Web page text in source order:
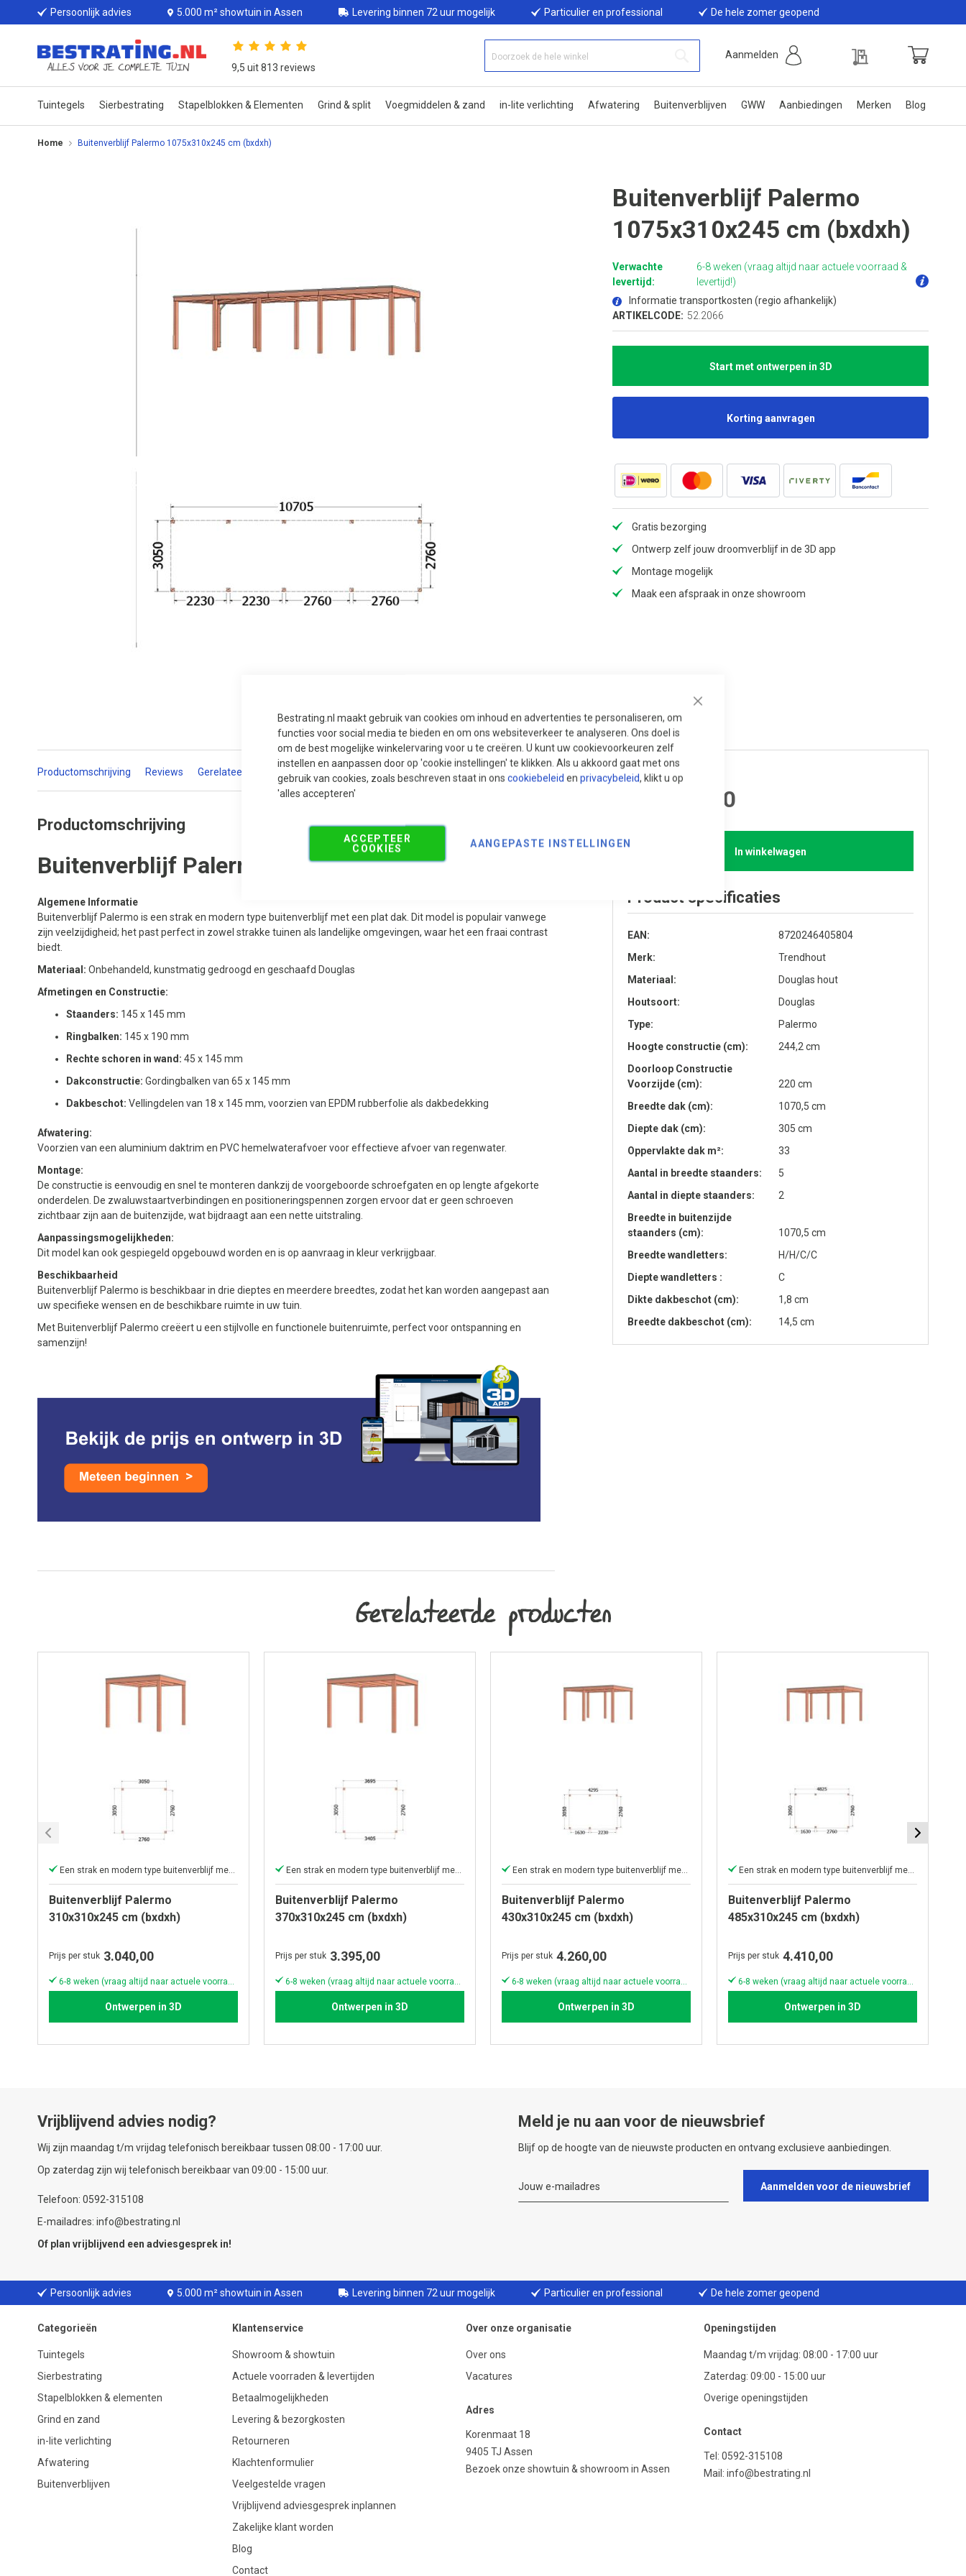
Bestrating.nl maakt gebruik van cookies om inhoud en advertenties te personaliseren, om
functies voor social media te bieden en om ons websiteverkeer te analyseren. Ons doel is
om de best mogelijke winkelervaring voor u te creëren. U kunt uw cookievoorkeuren zelf
instellen en aanpassen door op 'cookie instellingen' te klikken. Als u akkoord gaat met ons
gebruik van cookies, zoals beschreven staat in ons cookiebeleid en privacybeleid, klikt u op
'alles accepteren'
ACCEPTEER
COOKIES
AANGEPASTE INSTELLINGEN
Persoonlijk advies 5.000 m² showtuin in Assen Levering binnen 72 uur mogelijk Particulier en professional De hele zomer geopend
9,5 uit 813 reviews
Aanmelden
Tuintegels Sierbestrating Stapelblokken & Elementen Grind & split Voegmiddelen & zand in-lite verlichting Afwatering Buitenverblijven GWW Aanbiedingen Merken Blog
Home Buitenverblijf Palermo 1075x310x245 cm (bxdxh)
de
gallerij
Buitenverblijf Palermo
1075x310x245 cm (bxdxh)
Verwachte
levertijd:
6-8 weken (vraag altijd naar actuele voorraad &
levertijd!)
Informatie transportkosten (regio afhankelijk)
ARTIKELCODE: 52.2066
Start met ontwerpen in 3D
Korting aanvragen
Gratis bezorging
Ontwerp zelf jouw droomverblijf in de 3D app
Montage mogelijk
Maak een afspraak in onze showroom
Productomschrijving Reviews Gerelateerde producten
Productomschrijving
Buitenverblijf Palermo 1075x310x245 cm (bxdxh)
Algemene Informatie
Buitenverblijf Palermo is een strak en modern type buitenverblijf met een plat dak. Dit model is populair vanwege
zijn veelzijdigheid; het past perfect in zowel strakke tuinen als landelijke omgevingen, waar het een fraai contrast
biedt.
Materiaal: Onbehandeld, kunstmatig gedroogd en geschaafd Douglas
Afmetingen en Constructie:
Staanders: 145 x 145 mm
Ringbalken: 145 x 190 mm
Rechte schoren in wand: 45 x 145 mm
Dakconstructie: Gordingbalken van 65 x 145 mm
Dakbeschot: Vellingdelen van 18 x 145 mm, voorzien van EPDM rubberfolie als dakbedekking
Afwatering:
Voorzien van een aluminium daktrim en PVC hemelwaterafvoer voor effectieve afvoer van regenwater.
Montage:
De constructie is eenvoudig en snel te monteren dankzij de voorgeboorde schroefgaten en op lengte afgekorte
onderdelen. De zwaluwstaartverbindingen en positioneringspennen zorgen ervoor dat er geen schroeven
zichtbaar zijn aan de buitenzijde, wat bijdraagt aan een nette uitstraling.
Aanpassingsmogelijkheden:
Dit model kan ook gespiegeld opgebouwd worden en is op aanvraag in kleur verkrijgbaar.
Beschikbaarheid
Buitenverblijf Palermo is beschikbaar in drie dieptes en meerdere breedtes, zodat het kan worden aangepast aan
uw specifieke wensen en de beschikbare ruimte in uw tuin.
Met Buitenverblijf Palermo creëert u een stijlvolle en functionele buitenruimte, perfect voor ontspanning en
samenzijn!
Prijs per stuk
€ 8,205.00
In winkelwagen
Product specificaties
EAN
8720246405804
Merk
Trendhout
Materiaal
Douglas hout
Houtsoort
Douglas
Type
Palermo
Hoogte constructie (cm)
244,2 cm
Doorloop Constructie
Voorzijde (cm)
220 cm
Breedte dak (cm)
1070,5 cm
Diepte dak (cm)
305 cm
Oppervlakte dak m²
33
Aantal in breedte staanders
5
Aantal in diepte staanders
2
Breedte in buitenzijde
staanders (cm)
1070,5 cm
Breedte wandletters
H/H/C/C
Diepte wandletters
C
Dikte dakbeschot (cm)
1,8 cm
Breedte dakbeschot (cm)
14,5 cm
Gerelateerde producten
Buitenverblijf Palermo
310x310x245 cm (bxdxh)
Prijs per stuk 3.040,00
6-8 weken (vraag altijd naar actuele voorraad & levertijd!)
Ontwerpen in 3D
Buitenverblijf Palermo
370x310x245 cm (bxdxh)
Prijs per stuk 3.395,00
6-8 weken (vraag altijd naar actuele voorraad & levertijd!)
Ontwerpen in 3D
Buitenverblijf Palermo
430x310x245 cm (bxdxh)
Prijs per stuk 4.260,00
6-8 weken (vraag altijd naar actuele voorraad & levertijd!)
Ontwerpen in 3D
Buitenverblijf Palermo
485x310x245 cm (bxdxh)
Prijs per stuk 4.410,00
6-8 weken (vraag altijd naar actuele voorraad & levertijd!)
Ontwerpen in 3D
Vrijblijvend advies nodig?
Wij zijn maandag t/m vrijdag telefonisch bereikbaar tussen 08:00 - 17:00 uur.
Op zaterdag zijn wij telefonisch bereikbaar van 09:00 - 15:00 uur.
Telefoon: 0592-315108
E-mailadres: info@bestrating.nl
Of plan vrijblijvend een adviesgesprek in!
Meld je nu aan voor de nieuwsbrief
Blijf op de hoogte van de nieuwste producten en ontvang exclusieve aanbiedingen.
Aanmelden voor de nieuwsbrief
Persoonlijk advies 5.000 m² showtuin in Assen Levering binnen 72 uur mogelijk Particulier en professional De hele zomer geopend
Categorieën
Tuintegels
Sierbestrating
Stapelblokken & elementen
Grind en zand
in-lite verlichting
Afwatering
Buitenverblijven
Klantenservice
Showroom & showtuin
Actuele voorraden & levertijden
Betaalmogelijkheden
Levering & bezorgkosten
Retourneren
Klachtenformulier
Veelgestelde vragen
Vrijblijvend adviesgesprek inplannen
Zakelijke klant worden
Blog
Contact
Over onze organisatie
Over ons
Vacatures
Adres
Korenmaat 18
9405 TJ Assen
Bezoek onze showtuin & showroom in Assen
Openingstijden
Maandag t/m vrijdag: 08:00 - 17:00 uur
Zaterdag: 09:00 - 15:00 uur
Overige openingstijden
Contact
Tel: 0592-315108
Mail: info@bestrating.nl